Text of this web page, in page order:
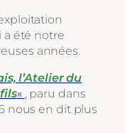
a été notre
années.
l’Atelier du
« , paru dans
nous en dit plus